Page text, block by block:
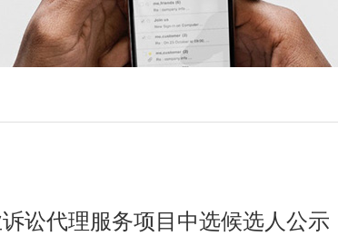
讼代理服务项目中选候选人公示